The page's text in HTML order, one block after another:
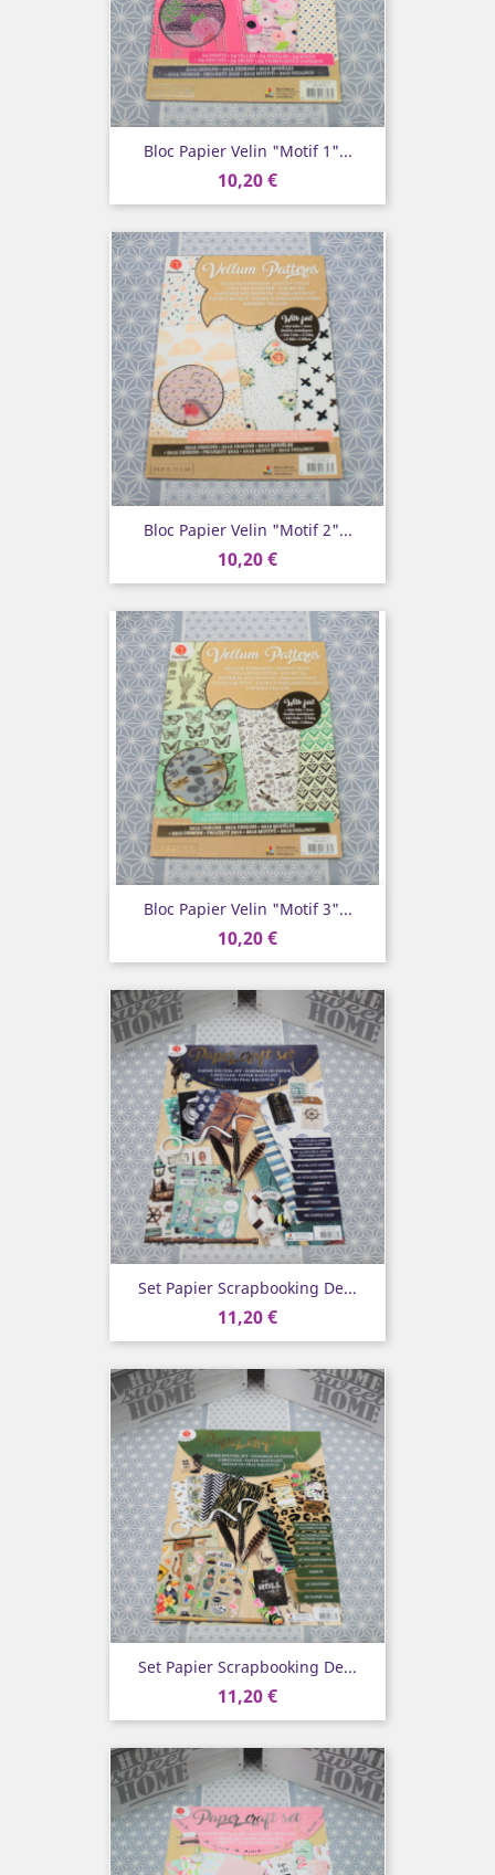
Bloc Papier Velin "Motif 1"...
10,20 €
Bloc Papier Velin "Motif 2"...
10,20 €
Bloc Papier Velin "Motif 3"...
10,20 €
Set Papier Scrapbooking De...
11,20 €
Set Papier Scrapbooking De...
11,20 €